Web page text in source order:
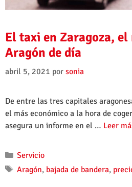
El taxi en Zaragoza,
Aragón de día
abril 5, 2021 por sonia
De entre las tres capitales
el más económico a la hora de
asegura un informe en el … Leer
Servicio
Aragón, bajada de bandera,